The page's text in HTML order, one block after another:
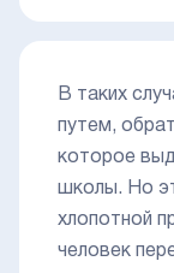
В таких
путем,
которое
школы. Но
хлопотной
человек